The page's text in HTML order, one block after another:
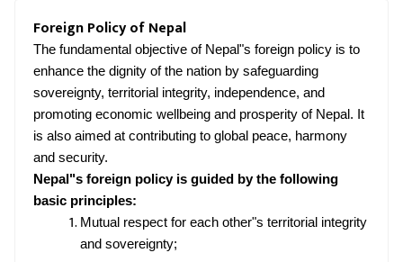
Foreign Policy of Nepal
The fundamental objective of Nepal"s foreign policy is to
enhance the dignity of the nation by safeguarding
sovereignty, territorial integrity, independence, and
promoting economic wellbeing and prosperity of Nepal. It
is also aimed at contributing to global peace, harmony
and security.
Nepal"s foreign policy is guided by the following
basic principles:
Mutual respect for each other"s territorial integrity
and sovereignty;